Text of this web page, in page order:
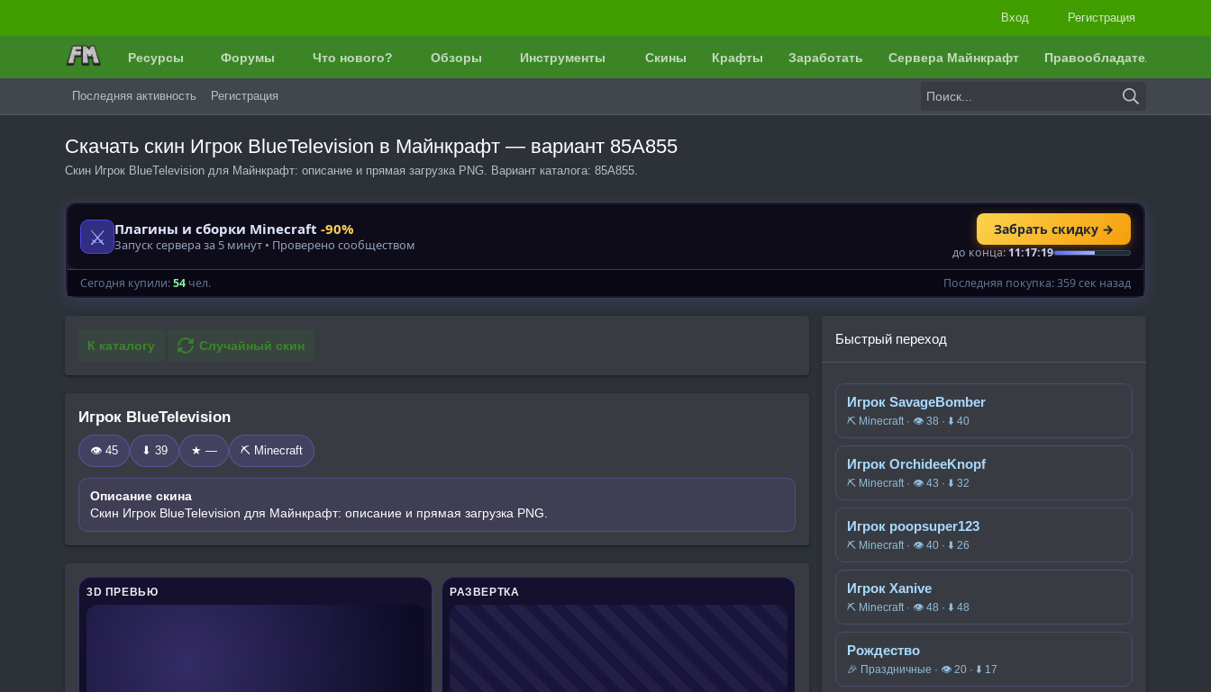
Вход Регистрация
Ресурсы Форумы Что нового? Обзоры Инструменты Скины Крафты Заработать Сервера Майнкрафт Правообладателям
Последняя активность Регистрация
Скачать скин Игрок BlueTelevision в Майнкрафт — вариант 85A855
Скин Игрок BlueTelevision для Майнкрафт: описание и прямая загрузка PNG. Вариант каталога: 85A855.
К каталогу Случайный скин
Игрок BlueTelevision
👁 45 ⬇ 39 ★ — ⛏️ Minecraft
Описание скина
Скин Игрок BlueTelevision для Майнкрафт: описание и прямая загрузка PNG.
3D ПРЕВЬЮ РАЗВЕРТКА
Быстрый переход
Игрок SavageBomber
⛏️ Minecraft · 👁 38 · ⬇ 40
Игрок OrchideeKnopf
⛏️ Minecraft · 👁 43 · ⬇ 32
Игрок poopsuper123
⛏️ Minecraft · 👁 40 · ⬇ 26
Игрок Xanive
⛏️ Minecraft · 👁 48 · ⬇ 48
Рождество
🎉 Праздничные · 👁 20 · ⬇ 17